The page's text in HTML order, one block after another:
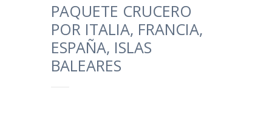
PAQUETE CRUCERO
POR ITALIA, FRANCIA,
ESPAÑA, ISLAS
BALEARES